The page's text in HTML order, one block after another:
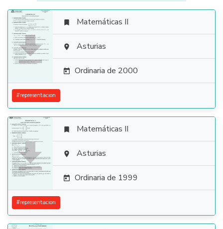

 Matemáticas II
 Asturias
 Ordinaria de 2000
#representacion

 Matemáticas II
 Asturias
 Ordinaria de 1999
#representacion